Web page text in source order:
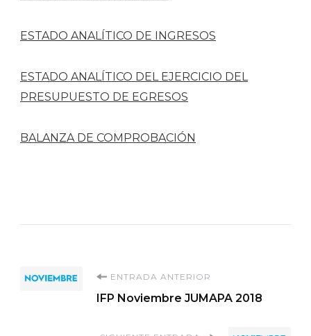
ESTADO ANALÍTICO DE INGRESOS
ESTADO ANALÍTICO DEL EJERCICIO DEL
PRESUPUESTO DE EGRESOS
BALANZA DE COMPROBACIÓN
Navegación
ENTRADA ANTERIOR
IFP Noviembre JUMAPA 2018